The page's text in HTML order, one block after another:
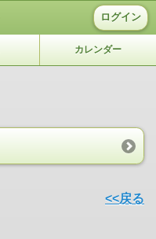
ログイン
カレンダー
<<戻る